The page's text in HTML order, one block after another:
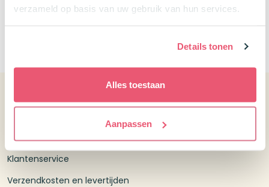
verzameld op basis van uw gebruik van hun services.
Details tonen
Alles toestaan
Aanpassen
Contact
Klantenservice
Verzendkosten en levertijden